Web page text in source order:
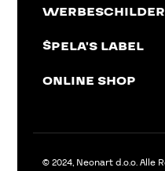
ŠPELA'S LABEL
ONLINE SHOP
© 2024, Neonart d.o.o. Alle